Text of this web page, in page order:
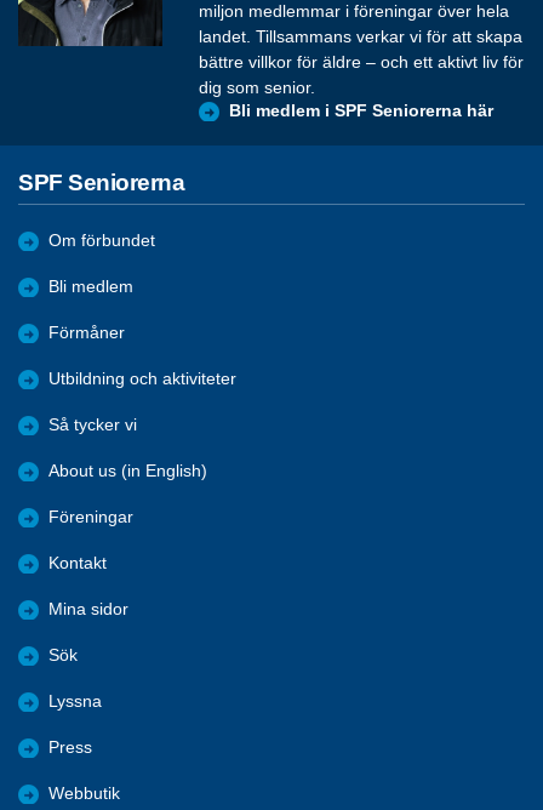
miljon medlemmar i föreningar över hela
landet. Tillsammans verkar vi för att skapa
bättre villkor för äldre – och ett aktivt liv för
dig som senior.
Bli medlem i SPF Seniorerna här
SPF Seniorerna
Om förbundet
Bli medlem
Förmåner
Utbildning och aktiviteter
Så tycker vi
About us (in English)
Föreningar
Kontakt
Mina sidor
Sök
Lyssna
Press
Webbutik